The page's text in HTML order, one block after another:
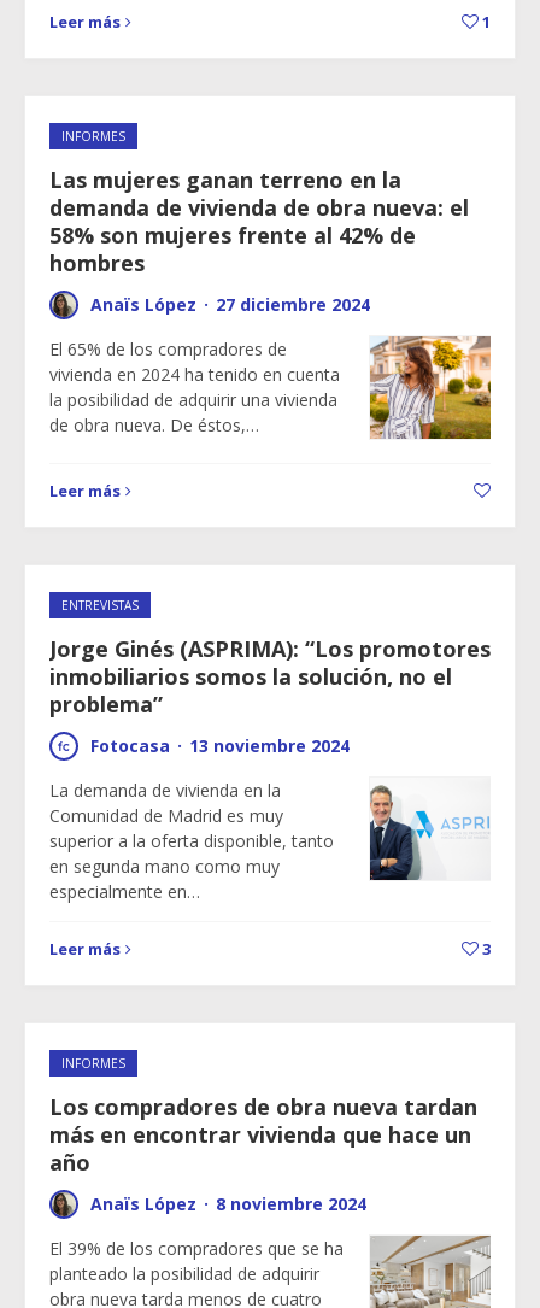
Leer más 1
INFORMES
Las mujeres ganan terreno en la
demanda de vivienda de obra nueva: el
58% son mujeres frente al 42% de
hombres
Anaïs López · 27 diciembre 2024
El 65% de los compradores de
vivienda en 2024 ha tenido en cuenta
la posibilidad de adquirir una vivienda
de obra nueva. De éstos,…
Leer más
ENTREVISTAS
Jorge Ginés (ASPRIMA): “Los promotores
inmobiliarios somos la solución, no el
problema”
Fotocasa · 13 noviembre 2024
La demanda de vivienda en la
Comunidad de Madrid es muy
superior a la oferta disponible, tanto
en segunda mano como muy
especialmente en…
Leer más 3
INFORMES
Los compradores de obra nueva tardan
más en encontrar vivienda que hace un
año
Anaïs López · 8 noviembre 2024
El 39% de los compradores que se ha
planteado la posibilidad de adquirir
obra nueva tarda menos de cuatro